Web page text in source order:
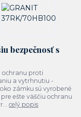
bezpečnosť s
ochranu proti
a vytrhnutiu -
zámku sú vyrobené
ešte väščiu ochranu
celý popis